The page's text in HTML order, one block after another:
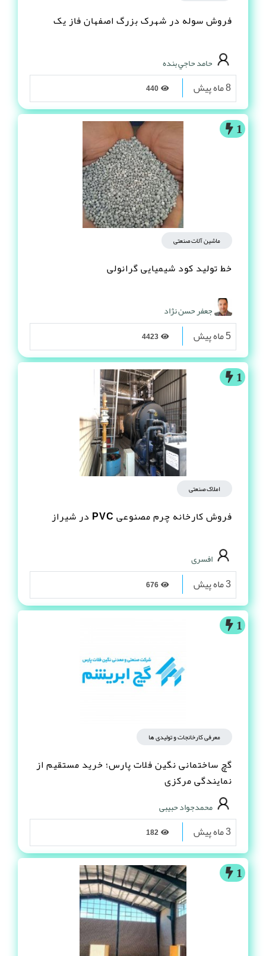
فروش سوله در شهرک بزرگ اصفهان فاز یک
حامد حاجي بنده
8 ماه پیش
1
ماشین آلات صنعتی
خط تولید کود شیمیایی گرانولی
جعفر حسن نژاد
5 ماه پیش
1
املاک صنعتی
فروش کارخانه چرم مصنوعى PVC در شیراز
افسری
3 ماه پیش
1
معرفی کارخانجات و تولیدی ها
گچ ساختمانی نگین فلات پارس؛ خرید مستقیم از
نمایندگی مرکزی
محمدجواد حبیبی
3 ماه پیش
1